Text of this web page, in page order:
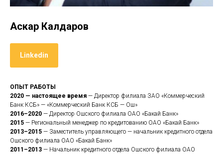
Аскар Калдаров
Linkedin
ОПЫТ РАБОТЫ
2020 — настоящее время — Директор филиала ЗАО «Коммерческий
Банк КСБ» — «Коммерческий Банк КСБ — Ош»
2016–2020 — Директор Ошского филиала ОАО «Бакай Банк»
2015 — Региональный менеджер по кредитованию ОАО «Бакай Банк»
2013–2015 — Заместитель управляющего — начальник кредитного отдела
Ошского филиала ОАО «Бакай Банк»
2011–2013 — Начальник кредитного отдела Ошского филиала ОАО